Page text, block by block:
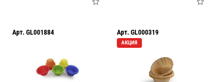
Арт. GL001884 Арт. GL000319
АКЦИЯ